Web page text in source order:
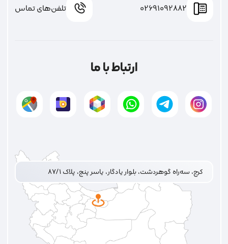
02691092882 تلفن‌های تماس
ارتباط با ما
کرج، سه‌راه گوهردشت، بلوار یادگار، یاسر پنج، پلاک ۸۷/۱